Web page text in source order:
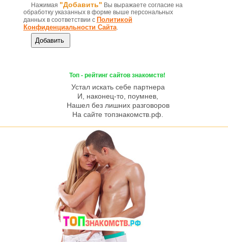
Нажимая "Добавить" Вы выражаете согласие на
обработку указанных в форме выше персональных
данных в соответствии с Политикой
Конфиденциальности Сайта.
Топ - рейтинг сайтов знакомств!
Устал искать себе партнера
И, наконец-то, поумнев,
Нашел без лишних разговоров
На сайте топзнакомств.рф.